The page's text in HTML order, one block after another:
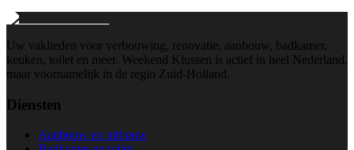
Uw vaklieden voor verbouwing, renovatie, aanbouw, badkamer,
keuken, toilet en meer. Weekend Klussen is actief in heel Nederland,
maar voornamelijk in de regio Zuid-Holland.
Diensten
Aanbouw en uitbouw